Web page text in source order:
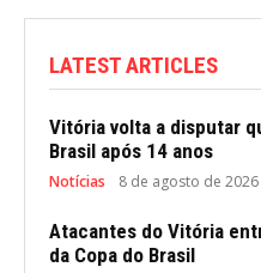
LATEST ARTICLES
Vitória volta a disputar
Brasil após 14 anos
Notícias 8 de agosto de 2026
Atacantes do Vitória
da Copa do Brasil